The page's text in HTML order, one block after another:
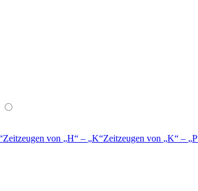
Zeitzeugen von H – K Zeitzeugen von K – P